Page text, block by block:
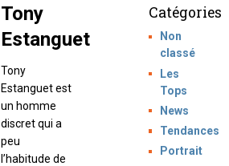
Tony
Estanguet
Tony
Estanguet est
un homme
discret qui a
peu
l’habitude de
Catégories
Non
classé
Les
Tops
News
Tendances
Portrait